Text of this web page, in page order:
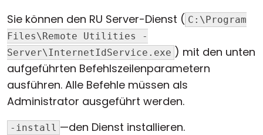
Sie können den RU Server-Dienst ( C:\Program
Files\Remote Utilities -
Server\InternetIdService.exe ) mit den unten
aufgeführten Befehlszeilenparametern
ausführen. Alle Befehle müssen als
Administrator ausgeführt werden.
-install —den Dienst installieren.
Active Directory-Unterstützung
MSI-Konfiguration
Cloud & On-Premise